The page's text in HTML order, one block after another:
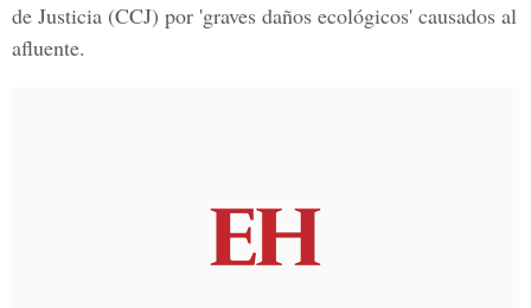
de Justicia (CCJ) por 'graves daños ecológicos' causados al
afluente.